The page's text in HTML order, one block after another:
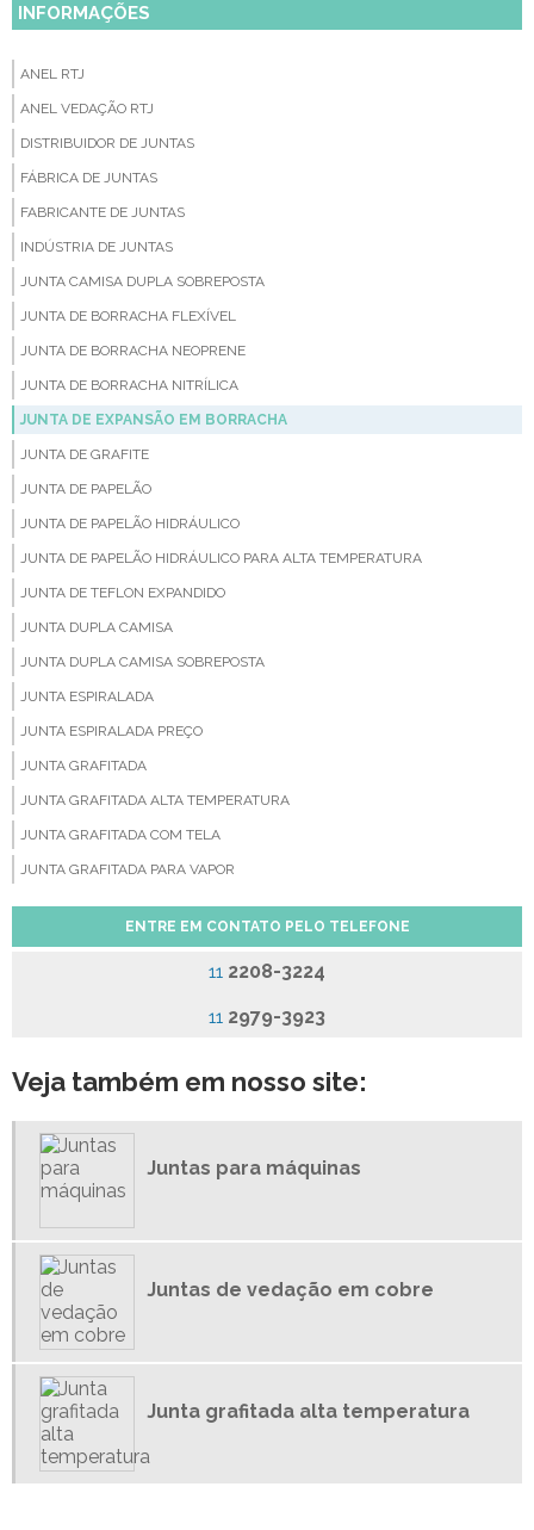
INFORMAÇÕES
ANEL RTJ
ANEL VEDAÇÃO RTJ
DISTRIBUIDOR DE JUNTAS
FÁBRICA DE JUNTAS
FABRICANTE DE JUNTAS
INDÚSTRIA DE JUNTAS
JUNTA CAMISA DUPLA SOBREPOSTA
JUNTA DE BORRACHA FLEXÍVEL
JUNTA DE BORRACHA NEOPRENE
JUNTA DE BORRACHA NITRÍLICA
JUNTA DE EXPANSÃO EM BORRACHA
JUNTA DE GRAFITE
JUNTA DE PAPELÃO
JUNTA DE PAPELÃO HIDRÁULICO
JUNTA DE PAPELÃO HIDRÁULICO PARA ALTA TEMPERATURA
JUNTA DE TEFLON EXPANDIDO
JUNTA DUPLA CAMISA
JUNTA DUPLA CAMISA SOBREPOSTA
JUNTA ESPIRALADA
JUNTA ESPIRALADA PREÇO
JUNTA GRAFITADA
JUNTA GRAFITADA ALTA TEMPERATURA
JUNTA GRAFITADA COM TELA
JUNTA GRAFITADA PARA VAPOR
JUNTA SERRILHADA
JUNTAS DE PAPELÃO GRAFITADO
JUNTAS DE VEDAÇÃO BORRACHA
JUNTAS DE VEDAÇÃO EM COBRE
JUNTAS EM TEFLON
JUNTAS ESPIRAIS
JUNTAS INDUSTRIAIS
JUNTAS PARA MÁQUINAS
JUNTAS PARA TUBULAÇÃO DE VAPOR
ENTRE EM CONTATO PELO TELEFONE
11 2208-3224
11 2979-3923
Veja também em nosso site:
Juntas para máquinas
Juntas de vedação em cobre
Junta grafitada alta temperatura